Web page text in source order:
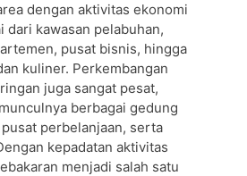
dengan aktivitas ekonomi
dari kawasan pelabuhan,
pusat bisnis, hingga
kuliner. Perkembangan
juga sangat pesat,
berbagai gedung
perbelanjaan, serta
kepadatan aktivitas
menjadi salah satu